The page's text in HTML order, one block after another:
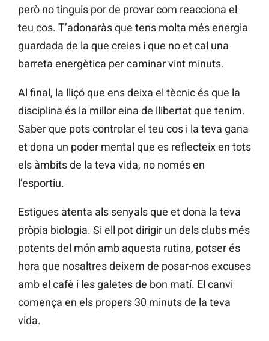
però no tinguis por de provar com reacciona el
teu cos. T’adonaràs que tens molta més energia
guardada de la que creies i que no et cal una
barreta energètica per caminar vint minuts.
Al final, la lliçó que ens deixa el tècnic és que la
disciplina és la millor eina de llibertat que tenim.
Saber que pots controlar el teu cos i la teva gana
et dona un poder mental que es reflecteix en tots
els àmbits de la teva vida, no només en
l’esportiu.
Estigues atenta als senyals que et dona la teva
pròpia biologia. Si ell pot dirigir un dels clubs més
potents del món amb aquesta rutina, potser és
hora que nosaltres deixem de posar-nos excuses
amb el cafè i les galetes de bon matí. El canvi
comença en els propers 30 minuts de la teva
vida.